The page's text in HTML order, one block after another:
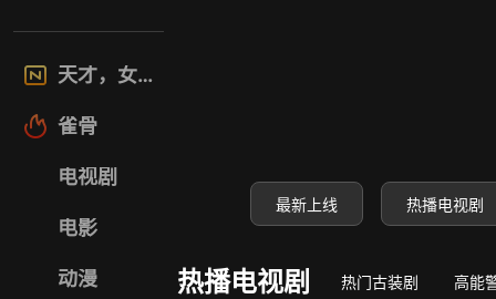
天才，女友
雀骨
电视剧
电影
动漫
最新上线 热播电视剧
热播电视剧 热门古装剧 高能